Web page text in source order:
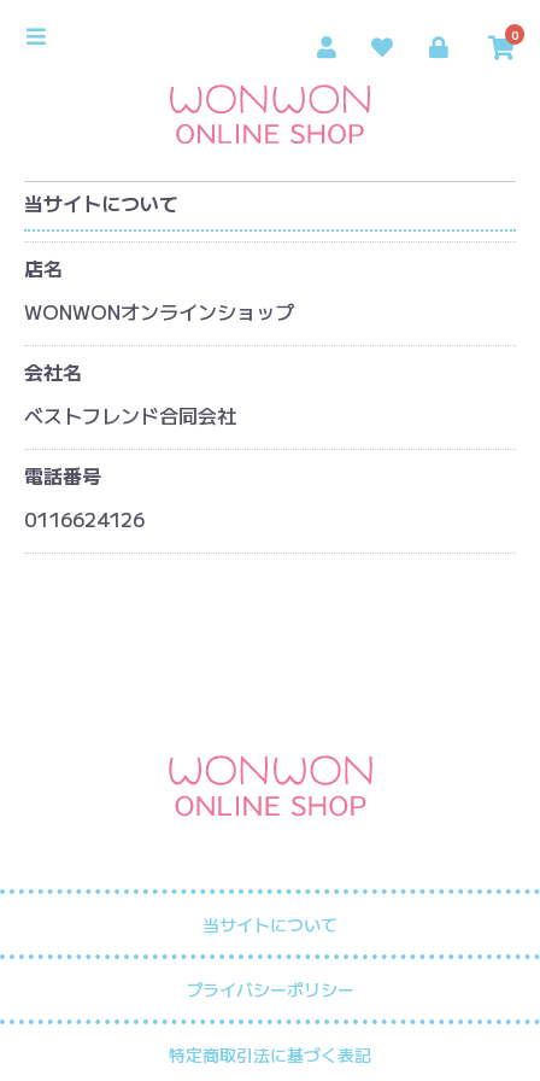
0
当サイトについて
店名
WONWONオンラインショップ
会社名
ベストフレンド合同会社
電話番号
0116624126
当サイトについて
プライバシーポリシー
特定商取引法に基づく表記